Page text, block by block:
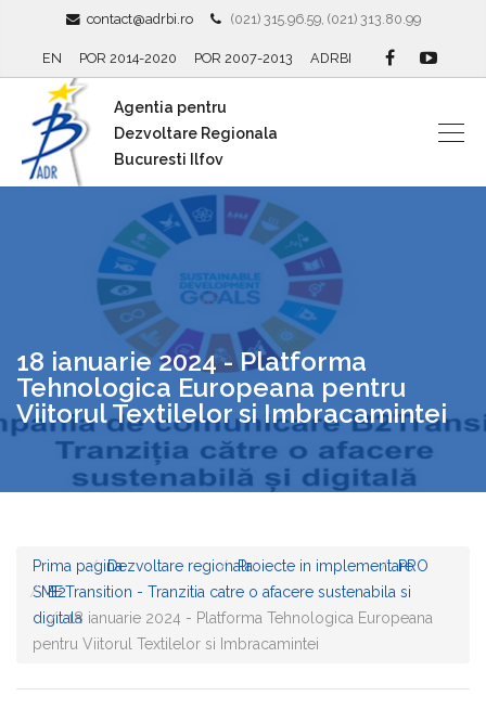
contact@adrbi.ro (021) 315.96.59, (021) 313.80.99
EN POR 2014-2020 POR 2007-2013 ADRBI
Agentia pentru
Dezvoltare Regionala
Bucuresti Ilfov
18 ianuarie 2024 - Platforma
Tehnologica Europeana pentru
Viitorul Textilelor si Imbracamintei
Prima paginaDezvoltare regionalaProiecte in implementarePRO
SMEB2Transition - Tranzitia catre o afacere sustenabila si
digitala18 ianuarie 2024 - Platforma Tehnologica Europeana
pentru Viitorul Textilelor si Imbracamintei